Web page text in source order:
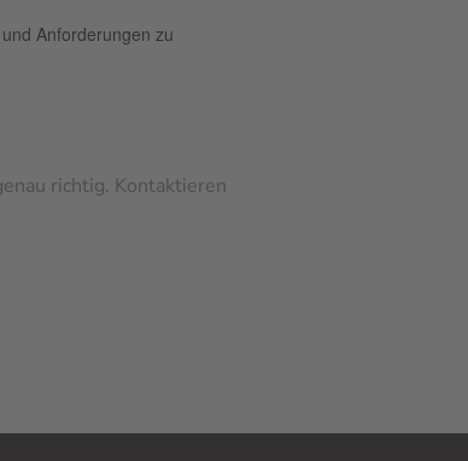
Anforderungen zu
richtig. Kontaktieren